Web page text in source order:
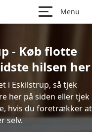
Menu
- Køb flotte
hilsen her
i Eskilstrup, så tjek
her på siden eller tjek
hvis du foretrækker at
selv.